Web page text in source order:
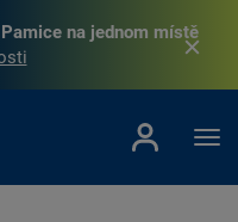
na jednom místě